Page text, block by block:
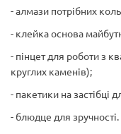
- алмази потрібних
- клейка основа
- пінцет для роботи з
круглих каменів);
- пакетики на застібці
- блюдце для зручності.